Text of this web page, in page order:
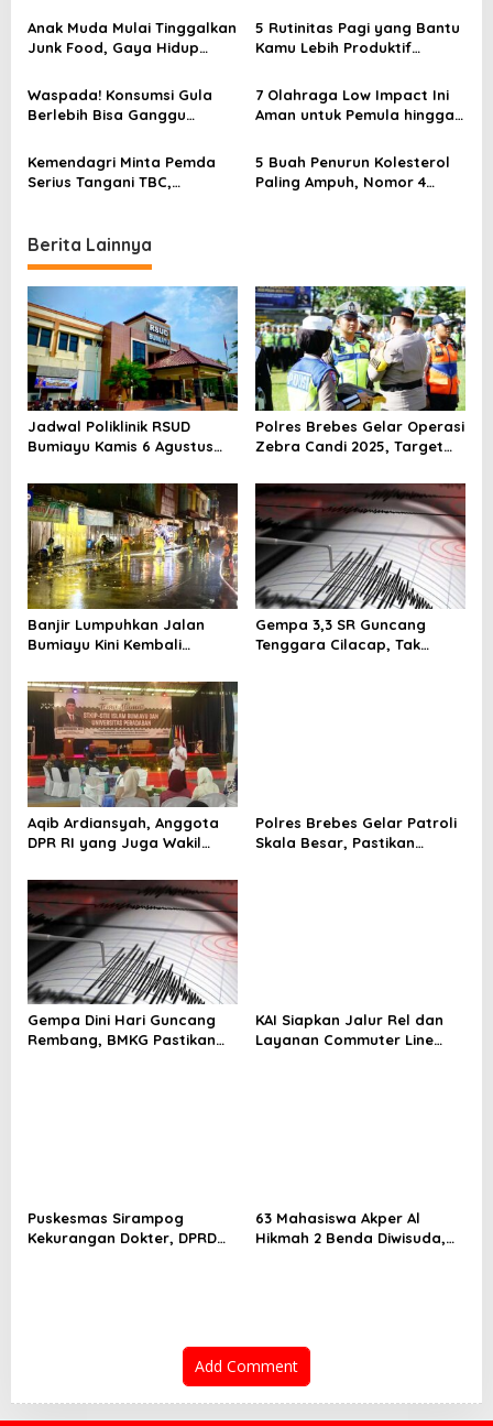
g
t
o
n
Anak Muda Mulai Tinggalkan
Junk Food, Gaya Hidup
5 Rutinitas Pagi yang Bantu
Kamu Lebih Produktif
Waspada! Konsumsi Gula
Berlebih Bisa Ganggu
Penjelasan Dokternya
7 Olahraga Low Impact Ini
Aman untuk Pemula hingga
Risiko Cedera
Kemendagri Minta Pemda
Serius Tangani TBC,
5 Buah Penurun Kolesterol
Paling Ampuh, Nomor 4
Berita Lainnya
Jadwal Poliklinik RSUD
Bumiayu Kamis 6 Agustus
Dokter Sebelum Berkunjung
Polres Brebes Gelar Operasi
Zebra Candi 2025, Target
Pelanggaran Lalu Lintas
Banjir Lumpuhkan Jalan
Bumiayu Kini Kembali
Kendaraan
Gempa 3,3 SR Guncang
Tenggara Cilacap, Tak
Aqib Ardiansyah, Anggota
DPR RI yang Juga Wakil
Peradaban, Ajak Mahasiswa
Berani Ambil Peluang
Polres Brebes Gelar Patroli
Skala Besar, Pastikan
Gempa Dini Hari Guncang
Rembang, BMKG Pastikan
KAI Siapkan Jalur Rel dan
Layanan Commuter Line
Puskesmas Sirampog
Kekurangan Dokter, DPRD
63 Mahasiswa Akper Al
Hikmah 2 Benda Diwisuda,
Add Comment